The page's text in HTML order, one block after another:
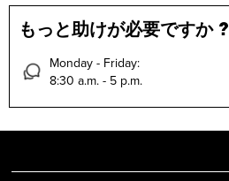
もっと助けが必要ですか ?
Monday - Friday:
8:30 a.m. - 5 p.m.